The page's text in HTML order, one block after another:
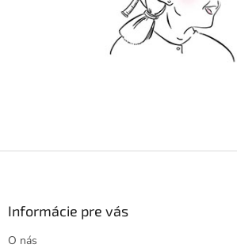
Informácie pre vás
O nás